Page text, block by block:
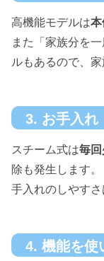
高機能モデルは本
また「家族分を
ルもあるので、
3. お手入れ
スチーム式は毎
除も発生します
手入れのしやすさ
4. 機能を使